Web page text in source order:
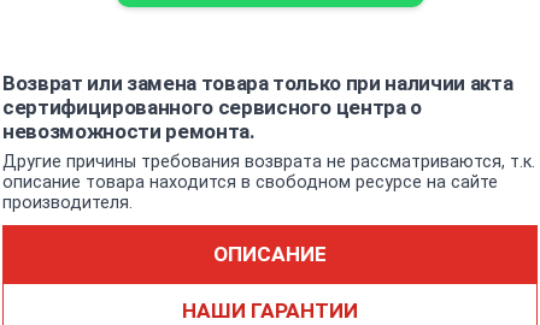
Возврат или замена товара только при наличии акта
сертифицированного сервисного центра о
невозможности ремонта.
Другие причины требования возврата не рассматриваются, т.к.
описание товара находится в свободном ресурсе на сайте
производителя.
ОПИСАНИЕ
НАШИ ГАРАНТИИ